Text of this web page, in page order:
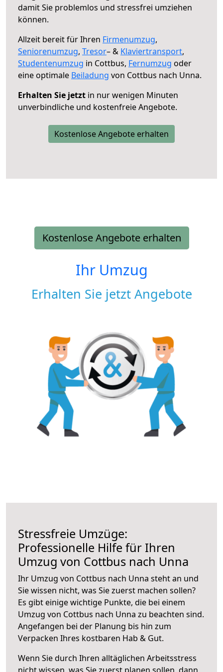
damit Sie problemlos und stressfrei umziehen
können.
Allzeit bereit für Ihren Firmenumzug,
Seniorenumzug, Tresor– & Klaviertransport,
Studentenumzug in Cottbus, Fernumzug oder
eine optimale Beiladung von Cottbus nach Unna.
Erhalten Sie jetzt in nur wenigen Minuten
unverbindliche und kostenfreie Angebote.
Kostenlose Angebote erhalten
Kostenlose Angebote erhalten
Ihr Umzug
Erhalten Sie jetzt Angebote
Stressfreie Umzüge:
Professionelle Hilfe für Ihren
Umzug von Cottbus nach Unna
Ihr Umzug von Cottbus nach Unna steht an und
Sie wissen nicht, was Sie zuerst machen sollen?
Es gibt einige wichtige Punkte, die bei einem
Umzug von Cottbus nach Unna zu beachten sind.
Angefangen bei der Planung bis hin zum
Verpacken Ihres kostbaren Hab & Gut.
Wenn Sie durch Ihren alltäglichen Arbeitsstress